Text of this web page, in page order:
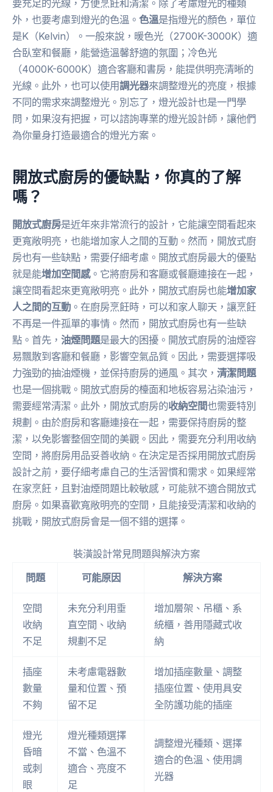
要充足的光線，方便烹飪和清潔。除了考慮燈光的種類
外，也要考慮到燈光的色溫。 色溫是指燈光的顏色，單位
是K（Kelvin）。一般來說，暖色光（2700K-3000K）適
合臥室和餐廳，能營造溫馨舒適的氛圍；冷色光
（4000K-6000K）適合客廳和書房，能提供明亮清晰的
光線。此外，也可以使用調光器來調整燈光的亮度，根據
不同的需求來調整燈光。別忘了，燈光設計也是一門學
問，如果沒有把握，可以諮詢專業的燈光設計師，讓他們
為你量身打造最適合的燈光方案。
開放式廚房的優缺點，你真的了解
嗎？
開放式廚房是近年來非常流行的設計，它能讓空間看起來
更寬敞明亮，也能增加家人之間的互動。然而，開放式廚
房也有一些缺點，需要仔細考慮。開放式廚房最大的優點
就是能增加空間感。它將廚房和客廳或餐廳連接在一起，
讓空間看起來更寬敞明亮。此外，開放式廚房也能增加家
人之間的互動 。在廚房烹飪時，可以和家人聊天，讓烹飪
不再是一件孤單的事情。然而，開放式廚房也有一些缺
點。首先， 油煙問題是最大的困擾。開放式廚房的油煙容
易飄散到客廳和餐廳，影響空氣品質。因此，需要選擇吸
力強勁的抽油煙機，並保持廚房的通風。其次， 清潔問題
也是一個挑戰。開放式廚房的檯面和地板容易沾染油污，
需要經常清潔。此外，開放式廚房的收納空間也需要特別
規劃。由於廚房和客廳連接在一起，需要保持廚房的整
潔，以免影響整個空間的美觀。因此，需要充分利用收納
空間，將廚房用品妥善收納。在決定是否採用開放式廚房
設計之前，要仔細考慮自己的生活習慣和需求。如果經常
在家烹飪，且對油煙問題比較敏感，可能就不適合開放式
廚房。如果喜歡寬敞明亮的空間，且能接受清潔和收納的
挑戰，開放式廚房會是一個不錯的選擇。
裝潢設計常見問題與解決方案
問題
可能原因 解決方案
空間
收納
不足
未充分利用垂
直空間、收納
規劃不足
增加層架、吊櫃、系
統櫃，善用隱藏式收
納
插座
數量
不夠
未考慮電器數
量和位置、預
留不足
增加插座數量、調整
插座位置、使用具安
全防護功能的插座
燈光
昏暗
或刺
眼
燈光種類選擇
不當、色溫不
適合、亮度不
足
調整燈光種類、選擇
適合的色溫、使用調
光器